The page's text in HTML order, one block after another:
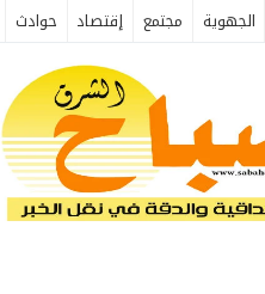
الجهوية مجتمع إقتصاد حوادث